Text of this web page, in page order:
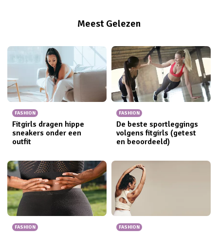
Meest Gelezen
FASHION
Fitgirls dragen hippe
sneakers onder een
outfit
FASHION
De beste sportleggings
volgens fitgirls (getest
en beoordeeld)
FASHION FASHION